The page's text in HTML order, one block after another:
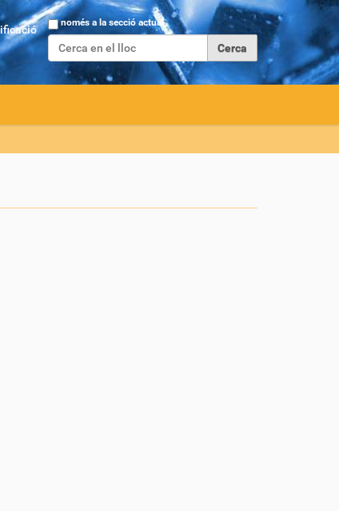
Cercanomés a la secció actual
Cerca avançada…